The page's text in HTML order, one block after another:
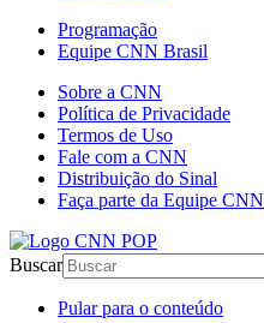
Programação
Equipe CNN Brasil
Sobre a CNN
Política de Privacidade
Termos de Uso
Fale com a CNN
Distribuição do Sinal
Faça parte da Equipe CNN
Buscar
Pular para o conteúdo